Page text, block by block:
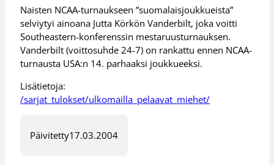
Naisten NCAA-turnaukseen ”suomalaisjoukkueista”
selviytyi ainoana Jutta Körkön Vanderbilt, joka voitti
Southeastern-konferenssin mestaruusturnauksen.
Vanderbilt (voittosuhde 24-7) on rankattu ennen NCAA-
turnausta USA:n 14. parhaaksi joukkueeksi.
Lisätietoja:
/sarjat_tulokset/ulkomailla_pelaavat_miehet/
Päivitetty17.03.2004